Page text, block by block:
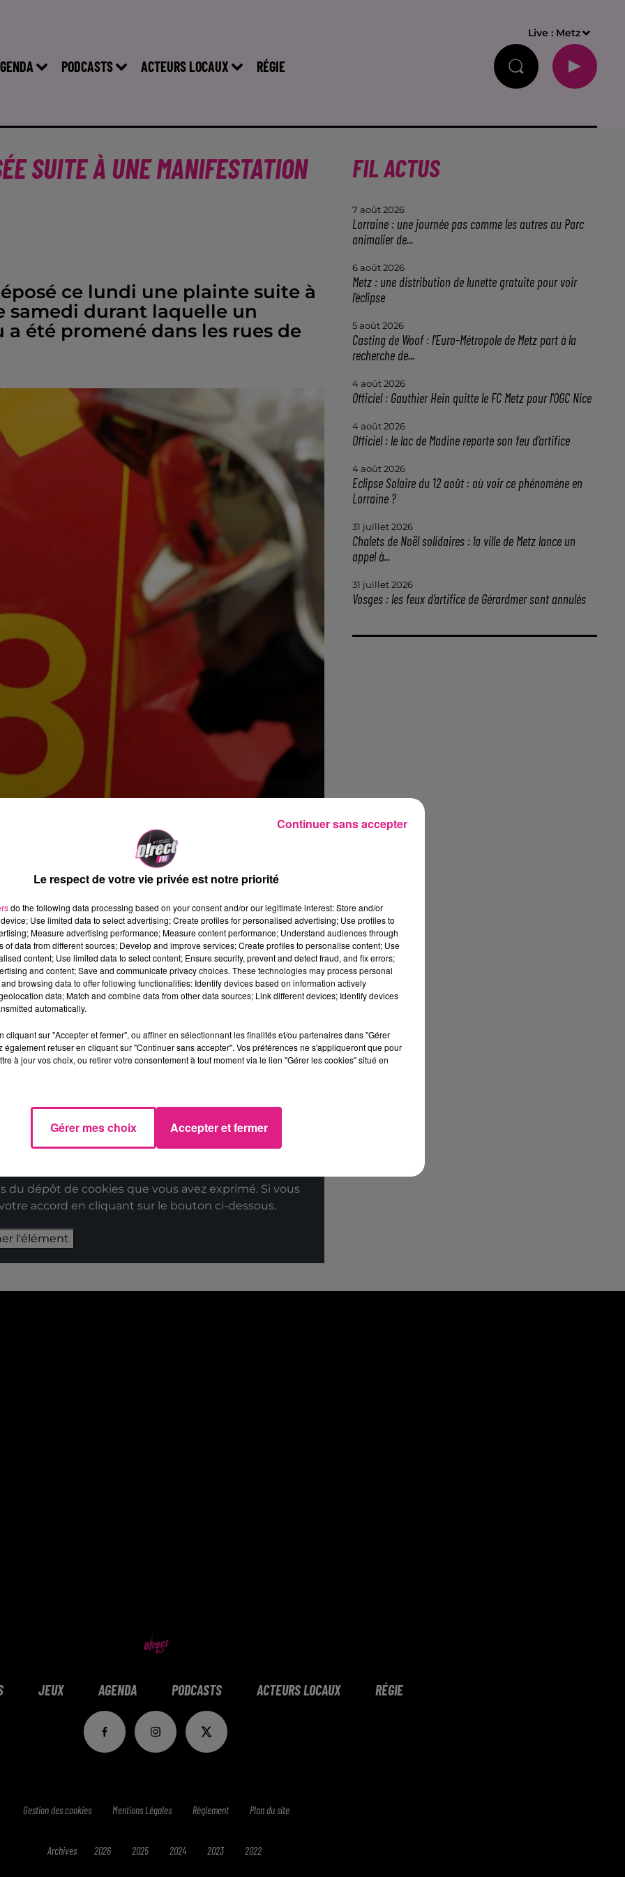
PODCASTS ACTEURS LOCAUX RÉGIE
Live : Metz
SUITE À UNE MANIFESTATION
ce lundi une plainte suite à
samedi durant laquelle un
été promené dans les rues de
Secours 54 a été déposé ce lundi après que samedi
a été exhibé dans les rues la villeavec la mention
contre le Covid-19.
dépôt de cookies que vous avez exprimé. Si vous
accord en cliquant sur le bouton ci-dessous.
l'élément
Mathieu Klein (PS) qui a déposé un signalement auprès
de Nancy soutenue par
messages de soutien et un hashtag
le SDIS 54.
dépôt de cookies que vous avez exprimé. Si vous
accord en cliquant sur le bouton ci-dessous.
l'élément
FIL ACTUS
7 août 2026
Lorraine : une journée pas comme les autres au Parc
animalier de...
6 août 2026
Metz : une distribution de lunette gratuite pour voir
l’éclipse
5 août 2026
Casting de Woof : l'Euro-Métropole de Metz part à la
recherche de...
4 août 2026
Officiel : Gauthier Hein quitte le FC Metz pour l'OGC Nice
4 août 2026
Officiel : le lac de Madine reporte son feu d’artifice
4 août 2026
Eclipse Solaire du 12 août : où voir ce phénomène en
Lorraine ?
31 juillet 2026
Chalets de Noël solidaires : la ville de Metz lance un
appel à...
31 juillet 2026
Vosges : les feux d’artifice de Gérardmer sont annulés
JEUX AGENDA PODCASTS ACTEURS LOCAUX RÉGIE
Gestion des cookies Mentions Légales Réglement Plan du site
Archives 2026 2025 2024 2023 2022
Le respect de votre vie privée est notre priorité
do the following data processing based on your consent and/or our legitimate interest: Store and/or
Use limited data to select advertising; Create profiles for personalised advertising; Use profiles to
Measure advertising performance; Measure content performance; Understand audiences through
of data from different sources; Develop and improve services; Create profiles to personalise content; Use
content; Use limited data to select content; Ensure security, prevent and detect fraud, and fix errors;
and content; Save and communicate privacy choices. These technologies may process personal
browsing data to offer following functionalities: Identify devices based on information actively
data; Match and combine data from other data sources; Link different devices; Identify devices
automatically.
cliquant sur "Accepter et fermer", ou affiner en sélectionnant les finalités et/ou partenaires dans "Gérer
également refuser en cliquant sur "Continuer sans accepter". Vos préférences ne s'appliqueront que pour
à jour vos choix, ou retirer votre consentement à tout moment via le lien "Gérer les cookies" situé en
Gérer mes choix Accepter et fermer
Continuer sans accepter